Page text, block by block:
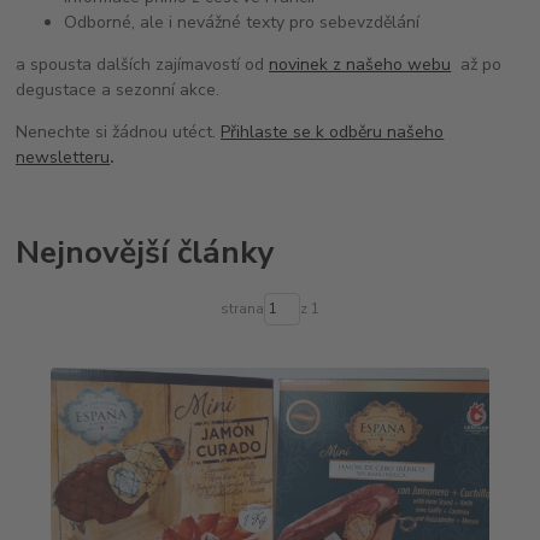
Odborné, ale i nevážné texty pro sebevzdělání
a spousta dalších zajímavostí od novinek z našeho webu až po
degustace a sezonní akce.
Nenechte si žádnou utéct. Přihlaste se k odběru našeho
newsletteru.
Nejnovější články
strana z 1